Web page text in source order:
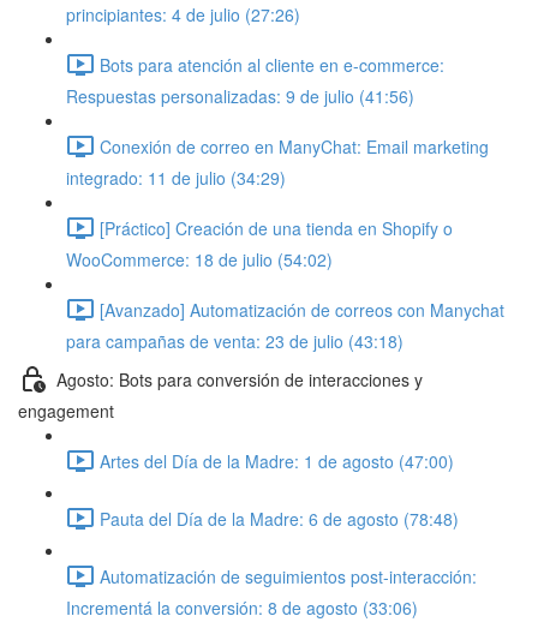
principiantes: 4 de julio (27:26)
Bots para atención al cliente en e-commerce:
Respuestas personalizadas: 9 de julio (41:56)
Conexión de correo en ManyChat: Email marketing
integrado: 11 de julio (34:29)
[Práctico] Creación de una tienda en Shopify o
WooCommerce: 18 de julio (54:02)
[Avanzado] Automatización de correos con Manychat
para campañas de venta: 23 de julio (43:18)
Agosto: Bots para conversión de interacciones y
engagement
Artes del Día de la Madre: 1 de agosto (47:00)
Pauta del Día de la Madre: 6 de agosto (78:48)
Automatización de seguimientos post-interacción:
Incrementá la conversión: 8 de agosto (33:06)